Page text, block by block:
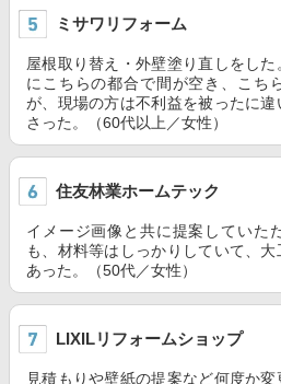
ミサワリフォーム
屋根取り替え・外壁塗り直しをし
にこちらの都合で間が空き、こち
が、現場の方は不利益を被ったに
さった。（60代以上／女性）
住友林業ホームテック
イメージ画像と共に提案していた
も、材料等はしっかりしていて、
あった。（50代／女性）
LIXILリフォームショップ
見積もりや壁紙の提案など何度か